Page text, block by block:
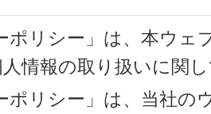
ポリシー」は、本ウェ
情報の取り扱いに関
ポリシー」は、当社の